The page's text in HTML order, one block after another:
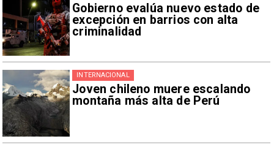
Gobierno evalúa nuevo estado de
excepción en barrios con alta
criminalidad
Joven chileno muere escalando
montaña más alta de Perú
INTERNACIONAL